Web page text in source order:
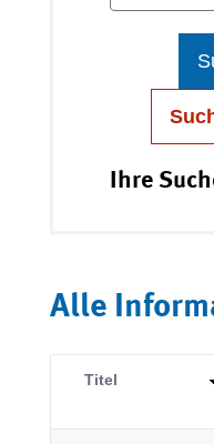
Ihre
Alle
Titel